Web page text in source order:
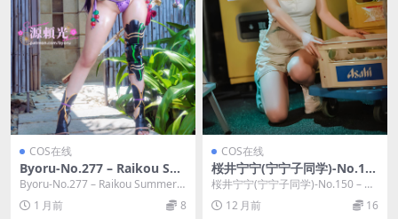
COS在线
Byoru-No.277 – Raikou Su
mmer Bikini [33P 13V]
Byoru-No.277 – Raikou Summer B
ikini [33P...
1 月前 8
COS在线
桜井宁宁(宁宁子同学)-No.15
0 – 搬运工 [69P]
桜井宁宁(宁宁子同学)-No.150 – 搬
运工 [69P]，桜井宁宁(宁宁子同...
12 月前 16